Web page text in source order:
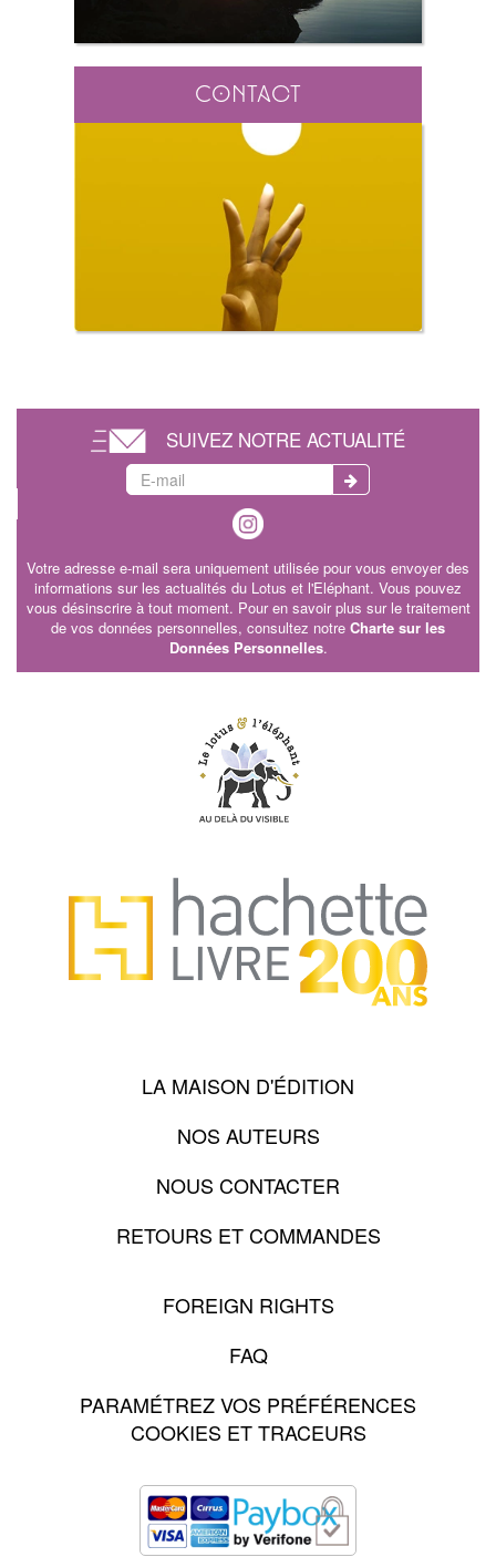
Contact
SUIVEZ NOTRE ACTUALITÉ
Votre adresse e-mail sera uniquement utilisée pour vous envoyer des
informations sur les actualités du Lotus et l'Eléphant. Vous pouvez
vous désinscrire à tout moment. Pour en savoir plus sur le traitement
de vos données personnelles, consultez notre Charte sur les
Données Personnelles.
LA MAISON D'ÉDITION
NOS AUTEURS
NOUS CONTACTER
RETOURS ET COMMANDES
FOREIGN RIGHTS
FAQ
PARAMÉTREZ VOS PRÉFÉRENCES
COOKIES ET TRACEURS